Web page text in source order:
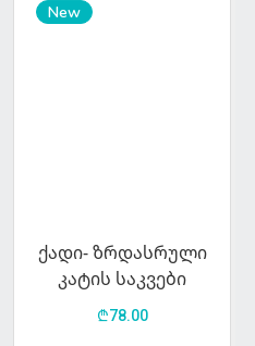
New
ქადი- ზრდასრული
კატის საკვები
ქათმის ხორცით 15კგ
₾78.00